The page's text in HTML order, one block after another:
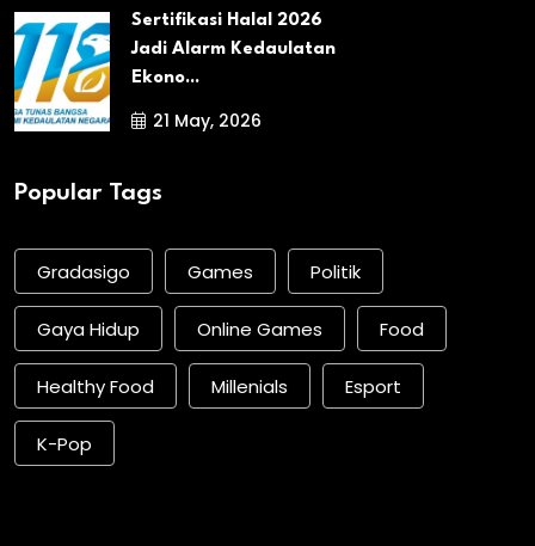
Sertifikasi Halal 2026
Jadi Alarm Kedaulatan
Ekono...
21 May, 2026
Popular Tags
Gradasigo Games Politik
Gaya Hidup Online Games Food
Healthy Food Millenials Esport
K-Pop